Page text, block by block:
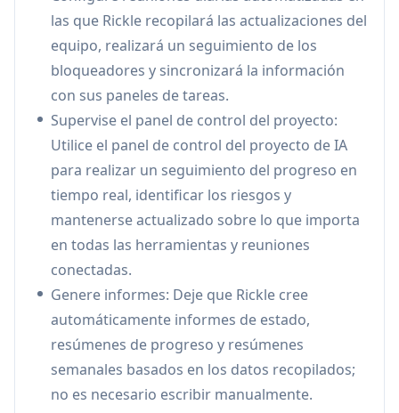
seguimiento del progreso y la coordinación de
las actividades del equipo
Desarrollo de productos: Ayuda a los jefes de
producto a planificar funciones, supervisar el
progreso del desarrollo y mantener la
documentación
Supervisión ejecutiva: Proporciona a los CEO y
a los ejecutivos visibilidad en tiempo real del
rendimiento del proyecto y la productividad
del equipo
Ventajas
Ahorra más de 5 horas a la semana al reducir
el trabajo manual
Se integra con múltiples herramientas y
plataformas populares
Ofrece automatización impulsada por IA para
las que Rickle recopilará las actualizaciones del
equipo, realizará un seguimiento de los
bloqueadores y sincronizará la información
con sus paneles de tareas.
Supervise el panel de control del proyecto:
Utilice el panel de control del proyecto de IA
para realizar un seguimiento del progreso en
tiempo real, identificar los riesgos y
mantenerse actualizado sobre lo que importa
en todas las herramientas y reuniones
conectadas.
Genere informes: Deje que Rickle cree
automáticamente informes de estado,
resúmenes de progreso y resúmenes
semanales basados en los datos recopilados;
no es necesario escribir manualmente.